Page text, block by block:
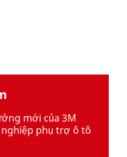
mới của 3M
phụ trợ ô tô